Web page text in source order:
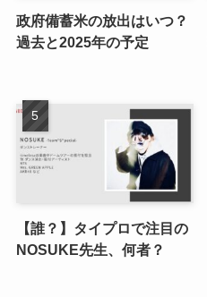
政府備蓄米の放出はいつ？
過去と2025年の予定
【誰？】タイプロで注目の
NOSUKE先生、何者？